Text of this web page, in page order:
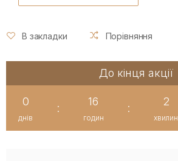
В закладки Порівняння
До кінця акції
0
днів
:
16
годин
:
2
хвилин